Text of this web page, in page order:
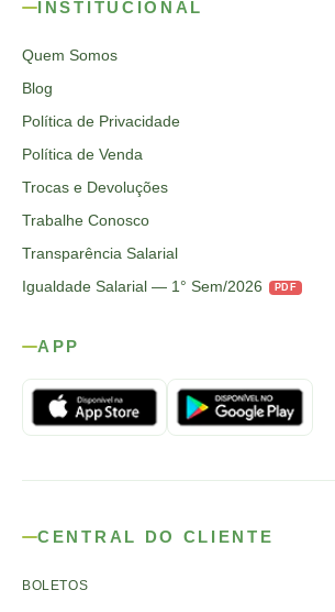
INSTITUCIONAL
Quem Somos
Blog
Política de Privacidade
Política de Venda
Trocas e Devoluções
Trabalhe Conosco
Transparência Salarial
Igualdade Salarial — 1° Sem/2026
PDF
APP
CENTRAL DO CLIENTE
BOLETOS